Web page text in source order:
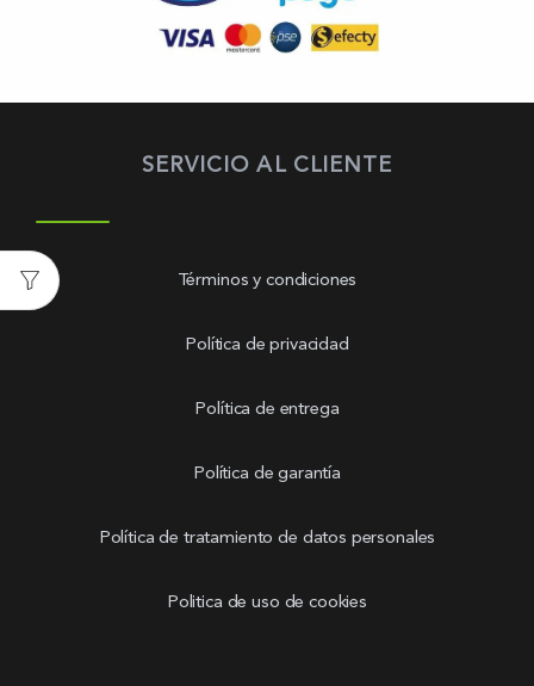
SERVICIO AL CLIENTE
Términos y condiciones
Política de privacidad
Política de entrega
Política de garantía
Política de tratamiento de datos personales
Politica de uso de cookies